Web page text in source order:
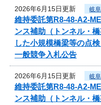
2026年6月15日更新 岐
維持委託第R8-48-A2-
ンス補助（トンネル・
した小規模橋梁等の点
一般競争入札公告
2026年6月15日更新 岐
維持委託第R8-48-A2-
ンス補助（トンネル・